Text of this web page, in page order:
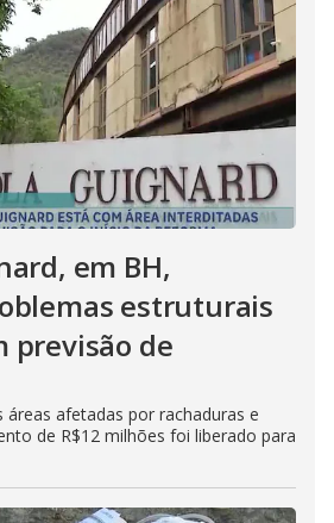
em BH,
estruturais
previsão de
áreas afetadas por rachaduras e
de R$12 milhões foi liberado para